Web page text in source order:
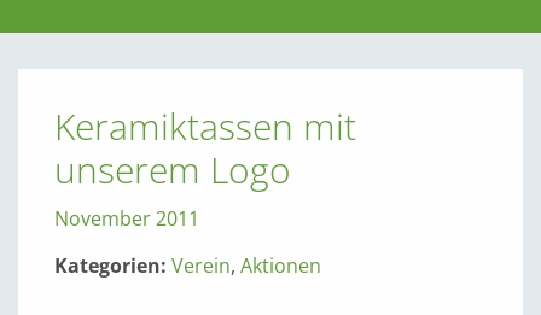
Keramiktassen mit
unserem Logo
November 2011
Kategorien: Verein, Aktionen